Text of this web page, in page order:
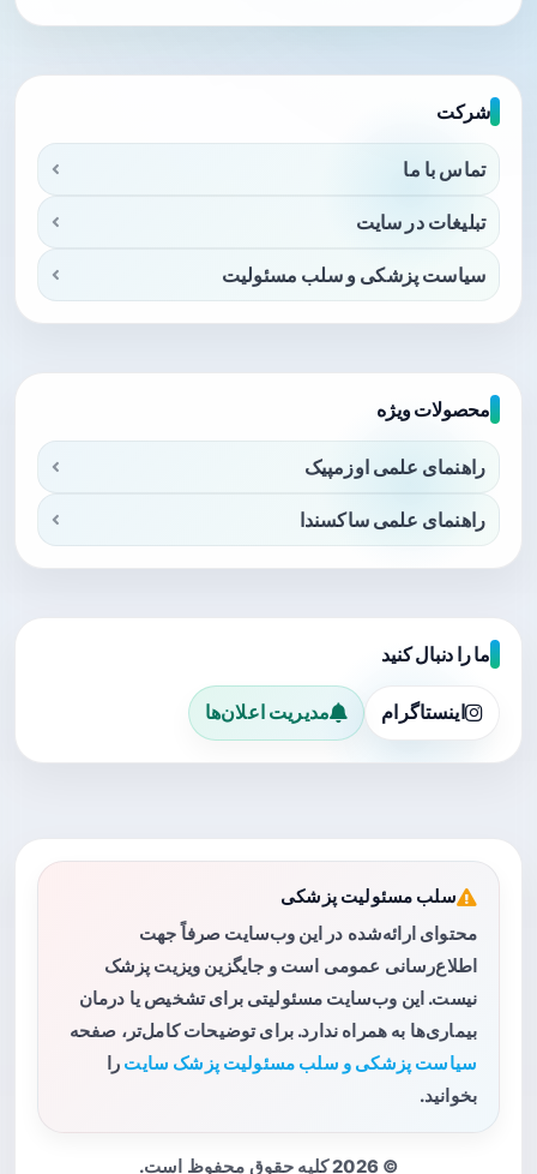
شرکت
تماس با ما
تبلیغات در سایت
سیاست پزشکی و سلب مسئولیت
محصولات ویژه
راهنمای علمی اوزمپیک
راهنمای علمی ساکسندا
ما را دنبال کنید
اینستاگرام مدیریت اعلان‌ها
سلب مسئولیت پزشکی
محتوای ارائه‌شده در این وب‌سایت صرفاً جهت
اطلاع‌رسانی عمومی است و جایگزین ویزیت پزشک
نیست. این وب‌سایت مسئولیتی برای تشخیص یا درمان
بیماری‌ها به همراه ندارد. برای توضیحات کامل‌تر، صفحه
سیاست پزشکی و سلب مسئولیت پزشک سایت را
بخوانید.
© 2026 کلیه حقوق محفوظ است.